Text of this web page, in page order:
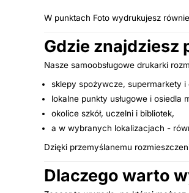
W punktach Foto wydrukujesz
Gdzie znajdziesz
Nasze samoobsługowe drukarki
sklepy spożywcze, supermarkety i
lokalne punkty usługowe i osiedla
okolice szkół, uczelni i bibliotek,
a w wybranych lokalizacjach -
Dzięki przemyślanemu
Dlaczego warto